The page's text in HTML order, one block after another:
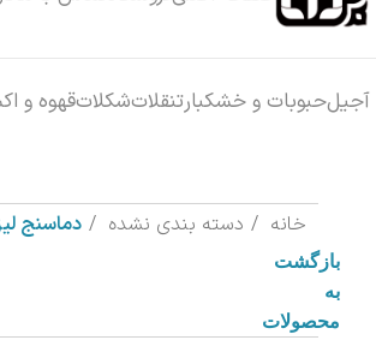
آجیلحبوبات و خشکبارتنقلاتشکلاتقهوه و
خانه
دسته بندی نشده دماسنج
بازگشت
به
محصولات